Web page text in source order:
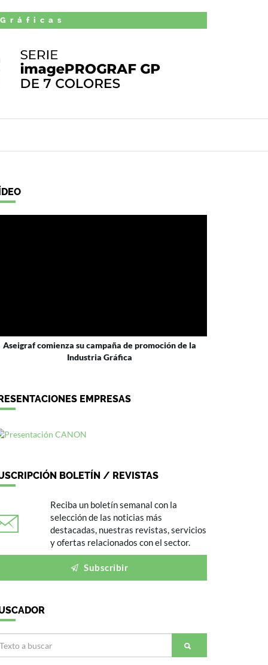
Aseigraf comienza su campaña de promoción de la
Industria Gráfica
EMPRESAS
BOLETÍN / REVISTAS
Reciba un boletín semanal con la
selección de las noticias más
destacadas, nuestras revistas, servicios
y ofertas relacionados con el sector.
Subscribir